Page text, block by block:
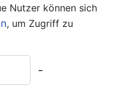
Nutzer können sich
, um Zugriff zu
-